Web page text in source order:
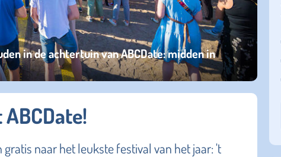
in de achtertuin van ABCDate: midden in
gratis naar het leukste festival van het jaar: 't